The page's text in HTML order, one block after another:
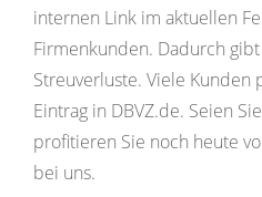
internen Link im aktuellen
Firmenkunden. Dadurch
Streuverluste. Viele Kunden
Eintrag in DBVZ.de. Seien
profitieren Sie noch heute
bei uns.